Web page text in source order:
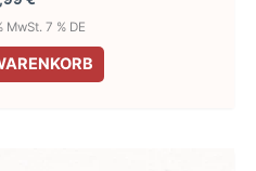
MwSt. 7 % DE